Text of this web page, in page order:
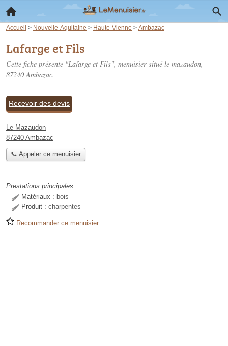
Accueil > Nouvelle-Aquitaine > Haute-Vienne > Ambazac
Lafarge et Fils
Cette fiche présente "Lafarge et Fils", menuisier situé le mazaudon,
87240 Ambazac.
Recevoir des devis
Le Mazaudon
87240 Ambazac
📞 Appeler ce menuisier
Prestations principales :
Matériaux : bois
Produit : charpentes
Recommander ce menuisier